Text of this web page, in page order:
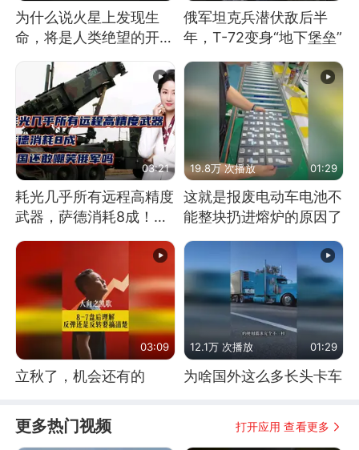
为什么说火星上发现生
命，将是人类绝望的开
俄军坦克兵潜伏敌后半
年，T-72变身“地下堡垒”
03:21
耗光几乎所有远程高精度
武器，萨德消耗8成！美
19.8万 次播放 01:29
这就是报废电动车电池不
能整块扔进熔炉的原因了
03:09
立秋了，机会还有的
12.1万 次播放 01:29
为啥国外这么多长头卡车
更多热门视频 打开应用 查看更多